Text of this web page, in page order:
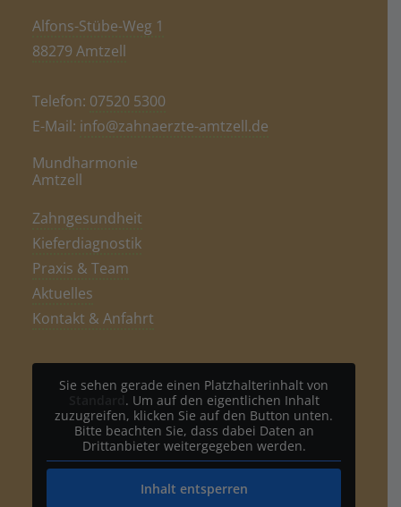
Alfons-Stübe-Weg 1
88279 Amtzell
Telefon: 07520 5300
E-Mail: info@zahnaerzte-amtzell.de
Mundharmonie
Amtzell
Zahngesundheit
Kieferdiagnostik
Praxis & Team
Aktuelles
Kontakt & Anfahrt
Sie sehen gerade einen Platzhalterinhalt von
. Um auf den eigentlichen Inhalt
zuzugreifen, klicken Sie auf den Button unten.
Bitte beachten Sie, dass dabei Daten an
Drittanbieter weitergegeben werden.
Inhalt entsperren